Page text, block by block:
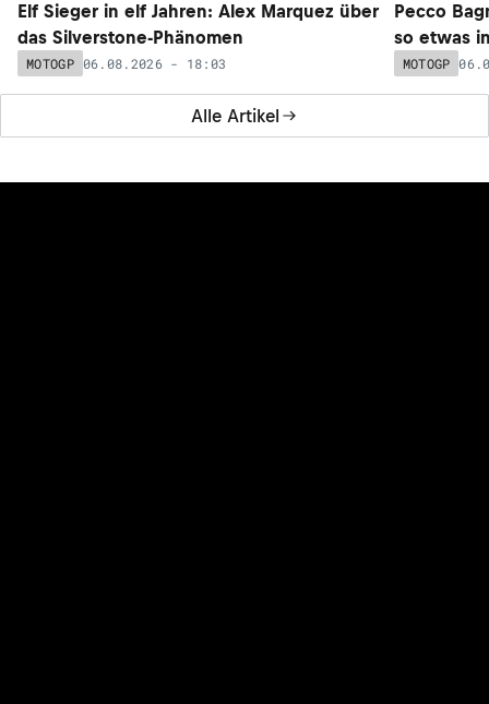
Alle Artikel
Elf Sieger in elf Jahren: Alex Marquez über
das Silverstone-Phänomen
MOTOGP 06.08.2026 - 18:03
Pecco
so etwas
MOTOGP